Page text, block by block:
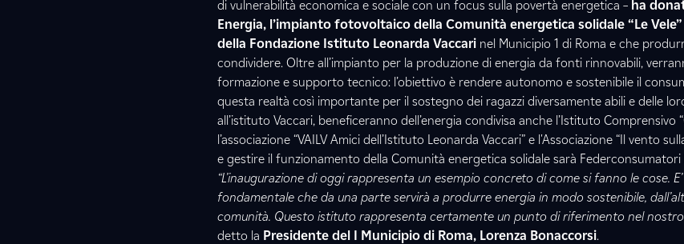
di vulnerabilità economica e sociale con un focus sulla povertà energetica – ha
Energia, l’impianto fotovoltaico della Comunità energetica solidale “Le
della Fondazione Istituto Leonarda Vaccarinel Municipio 1 di Roma e che
condividere. Oltre all’impianto per la produzione di energia da fonti rinnovabili,
formazione e supporto tecnico: l’obiettivo è rendere autonomo e sostenibile il
questa realtà così importante per il sostegno dei ragazzi diversamente abili e delle
all’istituto Vaccari, beneficeranno dell’energia condivisa anche l’Istituto Comprensivo
l’associazione “VAILV Amici dell’Istituto Leonarda Vaccari” e l'Associazione “Il vento
e gestire il funzionamento della Comunità energetica solidale sarà Federconsumatori
“L’inaugurazione di oggi rappresenta un esempio concreto di come si fanno le cose.
fondamentale che da una parte servirà a produrre energia in modo sostenibile,
comunità. Questo istituto rappresenta certamente un punto di riferimento nel
detto la Presidente del I Municipio di Roma, Lorenza Bonaccorsi.